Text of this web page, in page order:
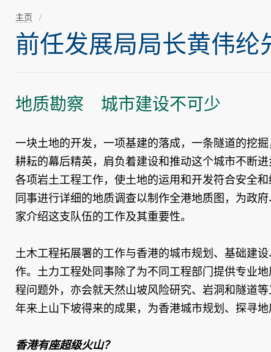
主页
前任发展局局长黄伟纶
地质勘察 城市建设不可少
一块土地的开发，一项基建的落成，一条隧道的挖
耕耘的幕后精英，肩负着建设和推动这个城市不断
各项岩土工程工作，使土地的运用和开发符合安全
同事进行详细的地质调查以制作全港地质图，为政
家介绍这支队伍的工作及其重要性。
土木工程拓展署的工作与香港的城市规划、基础建
作。土力工程处同事除了为不同工程部门提供专业
程问题外，亦会就天然山坡风险研究、岩洞和隧道
年来上山下坡得来的成果，为香港城市规划、探寻
香港有座超级火山？